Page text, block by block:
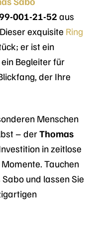
001-21-52 aus
exquisite Ring
er ist ein
Begleiter für
der Ihre
Menschen
– derThomas
in zeitlose
Tauchen
und lassen Sie